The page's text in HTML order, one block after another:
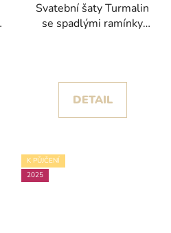
Svatební šaty Turmalin
se spadlými ramínky
DETAIL
K PŮJČENÍ
2025